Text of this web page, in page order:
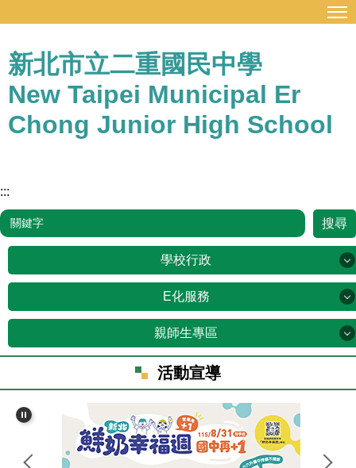
主
要
內
容
區
新北市立二重國民中學
New Taipei Municipal Er
Chong Junior High School
:::
搜尋
學校行政
學校行政
行政谷歌雲端信箱
會計資訊系統
E化服務
E化服務
資訊設備線上報修
新北教育局信箱
親師生專區
親師生專區
新北市親師生平台
新北教育局谷歌雲端服務
活動宣導